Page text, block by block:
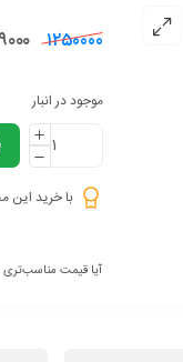
۱۲۵۰۰۰۰
موجود در انبار
با خرید این
آیا قیمت مناسب‌تری